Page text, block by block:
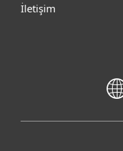
İletişim